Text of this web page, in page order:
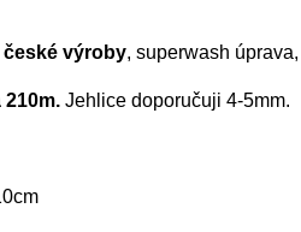
české výroby, superwash
210m.Jehlice doporučuji 4-5mm.